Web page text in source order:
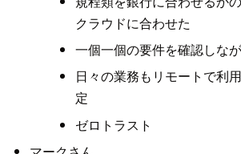
クラウドに合わせた
一個一個の要件を確認しな
日々の業務もリモートで利
定
ゼロトラスト